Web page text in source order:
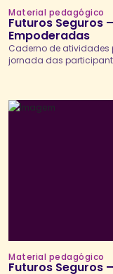
Material pedagógico
Futuros Seguros
Empoderadas
Caderno de atividades
jornada das
Material pedagógico
Futuros Seguros